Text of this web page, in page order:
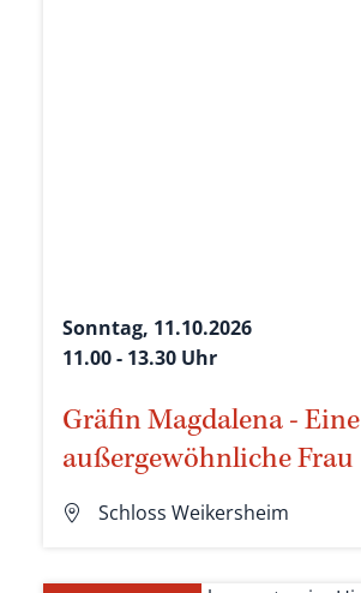
Sonntag, 11.10.2026
11.00 - 13.30 Uhr
Gräfin Magdalena - Eine
außergewöhnliche Frau
Schloss Weikersheim